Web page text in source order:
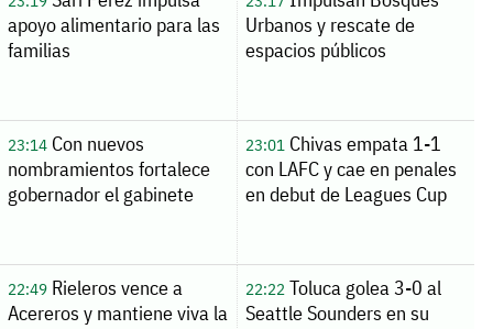
apoyo alimentario para las
familias
Urbanos y rescate de
espacios públicos
23:14Con nuevos
nombramientos fortalece
gobernador el gabinete
23:01Chivas empata 1-1
con LAFC y cae en penales
en debut de Leagues Cup
22:49Rieleros vence a
Acereros y mantiene viva la
22:22Toluca golea 3-0 al
Seattle Sounders en su